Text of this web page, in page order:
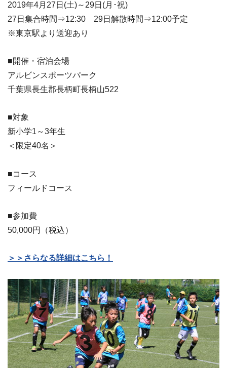
2019年4月27日(土)～29日(月･祝)
27日集合時間⇒12:30 29日解散時間⇒12:00予定
※東京駅より送迎あり
■開催・宿泊会場
アルビンスポーツパーク
千葉県長生郡長柄町長柄山522
■対象
新小学1～3年生
＜限定40名＞
■コース
フィールドコース
■参加費
50,000円（税込）
＞＞さらなる詳細はこちら！